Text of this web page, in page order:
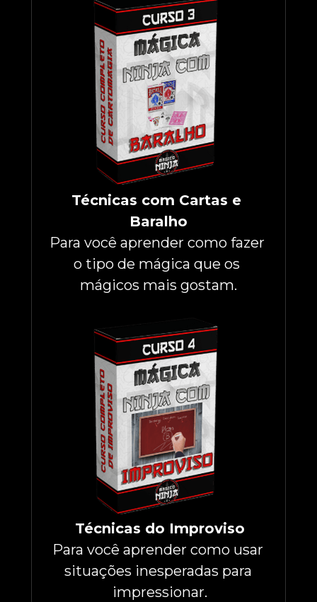
Técnicas com Cartas e
Baralho
Para você aprender como fazer
o tipo de mágica que os
mágicos mais gostam.
Técnicas do Improviso
Para você aprender como usar
situações inesperadas para
impressionar.